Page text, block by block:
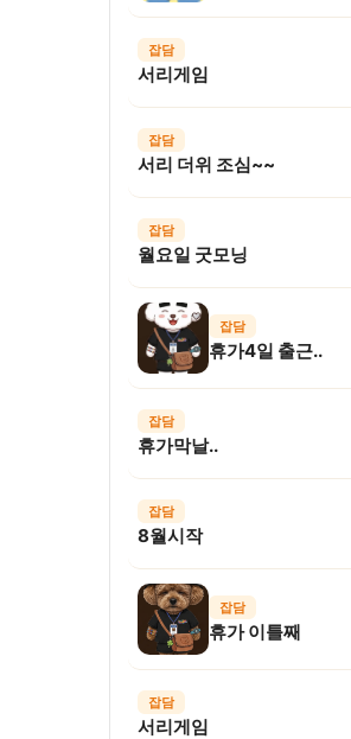
잡담
서리게임
잡담
서리 더위 조심~~
잡담
월요일 굿모닝
잡담
휴가4일 출근..
잡담
휴가막날..
잡담
8월시작
잡담
휴가 이틀째
잡담
서리게임